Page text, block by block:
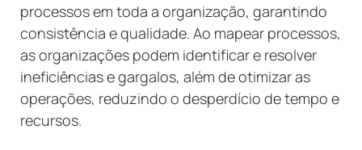
processos em toda a organização, garantindo
consistência e qualidade. Ao mapear processos,
as organizações podem identificar e resolver
ineficiências e gargalos, além de otimizar as
operações, reduzindo o desperdício de tempo e
recursos.